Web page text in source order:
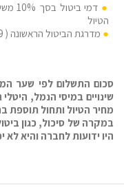
הטיול
מדרגת הביטול הראשונה ( 29 ימי עסקים ומטה ) תהייה 50% במקום 35%
סכום התשלום לפי שער
שינויים במיסי הנמל,
מחיר הטיול ותחול תוספת
במקרה של סיכול, כגון
היו ידועות לחברה והיא לא